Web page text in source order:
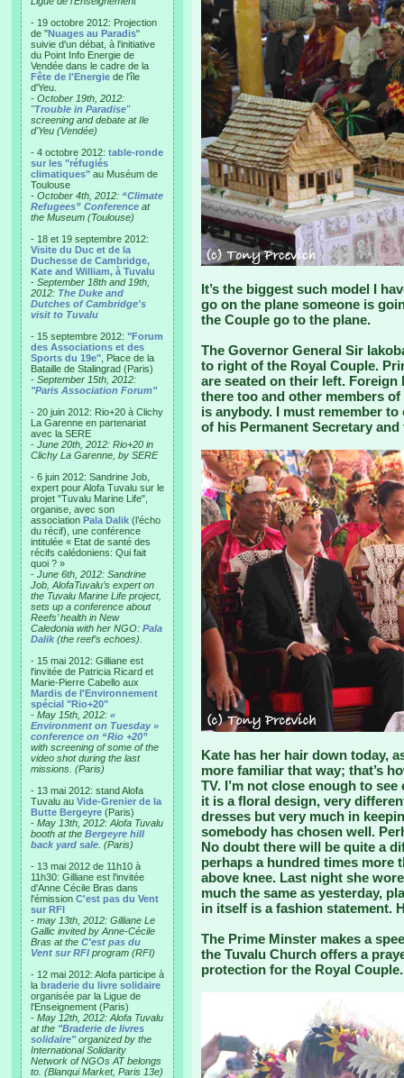
- 19 octobre 2012: Projection
de "Nuages au Paradis"
suivie d'un débat, à l'initiative
du Point Info Energie de
Vendée dans le cadre de la
Fête de l'Energie de l'île
d'Yeu.
- October 19th, 2012:
"Trouble in Paradise"
screening and debate at Ile
d'Yeu (Vendée)
- 4 octobre 2012: table-ronde
sur les "réfugiés
climatiques" au Muséum de
Toulouse
- October 4th, 2012: “Climate
Refugees” Conference at
the Museum (Toulouse)
- 18 et 19 septembre 2012:
Visite du Duc et de la
Duchesse de Cambridge,
Kate and William, à Tuvalu
- September 18th and 19th,
2012: The Duke and
Dutches of Cambridge's
visit to Tuvalu
- 15 septembre 2012: "Forum
des Associations et des
Sports du 19e" , Place de la
Bataille de Stalingrad (Paris)
- September 15th, 2012:
"Paris Association Forum"
- 20 juin 2012: Rio+20 à Clichy
La Garenne en partenariat
avec la SERE
- June 20th, 2012: Rio+20 in
Clichy La Garenne, by SERE
- 6 juin 2012: Sandrine Job,
expert pour Alofa Tuvalu sur le
projet "Tuvalu Marine Life",
organise, avec son
association Pala Dalik (l’écho
du récif), une conférence
intitulée « Etat de santé des
récifs calédoniens: Qui fait
quoi ? »
- June 6th, 2012: Sandrine
Job, AlofaTuvalu’s expert on
the Tuvalu Marine Life project,
sets up a conference about
Reefs’ health in New
Caledonia with her NGO: Pala
Dalik (the reef’s echoes).
- 15 mai 2012: Gilliane est
l'invitée de Patricia Ricard et
Marie-Pierre Cabello aux
Mardis de l'Environnement
spécial "Rio+20"
- May 15th, 2012: «
Environment on Tuesday »
conference on “Rio +20”
with screening of some of the
video shot during the last
missions. (Paris)
- 13 mai 2012: stand Alofa
Tuvalu au Vide-Grenier de la
Butte Bergeyre (Paris)
- May 13th, 2012: Alofa Tuvalu
booth at the Bergeyre hill
back yard sale . (Paris)
- 13 mai 2012 de 11h10 à
11h30: Gilliane est l'invitée
d'Anne Cécile Bras dans
l'émission C'est pas du Vent
sur RFI
- may 13th, 2012: Gilliane Le
Gallic invited by Anne-Cécile
Bras at the C'est pas du
Vent sur RFI program (RFI)
- 12 mai 2012: Alofa participe à
la braderie du livre solidaire
organisée par la Ligue de
l'Enseignement (Paris)
- May 12th, 2012: Alofa Tuvalu
at the "Braderie de livres
solidaire"organized by the
International Solidarity
Network of NGOs AT belongs
to. (Blanqui Market, Paris 13e)
It’s the biggest such model I
go on the plane someone is
the Couple go to the plane.
The Governor General Sir
to right of the Royal Couple.
are seated on their left. Foreign
there too and other members
is anybody. I must remember
of his Permanent Secretary
Kate has her hair down today,
more familiar that way; that’s
TV. I’m not close enough to
it is a floral design, very
dresses but very much in
somebody has chosen well.
No doubt there will be quite a
perhaps a hundred times more
above knee. Last night she
much the same as yesterday,
in itself is a fashion statement.
The Prime Minster makes a
the Tuvalu Church offers a
protection for the Royal